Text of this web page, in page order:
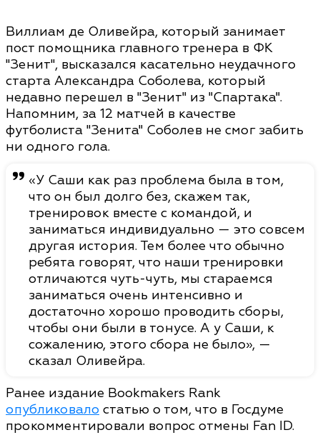
Виллиам де Оливейра, который занимает
пост помощника главного тренера в ФК
"Зенит", высказался касательно неудачного
старта Александра Соболева, который
недавно перешел в "Зенит" из "Спартака".
Напомним, за 12 матчей в качестве
футболиста "Зенита" Соболев не смог забить
ни одного гола.
«У Саши как раз проблема была в том,
что он был долго без, скажем так,
тренировок вместе с командой, и
заниматься индивидуально — это совсем
другая история. Тем более что обычно
ребята говорят, что наши тренировки
отличаются чуть-чуть, мы стараемся
заниматься очень интенсивно и
достаточно хорошо проводить сборы,
чтобы они были в тонусе. А у Саши, к
сожалению, этого сбора не было», —
сказал Оливейра.
Ранее издание Bookmakers Rank
опубликовало статью о том, что в Госдуме
прокомментировали вопрос отмены Fan ID.